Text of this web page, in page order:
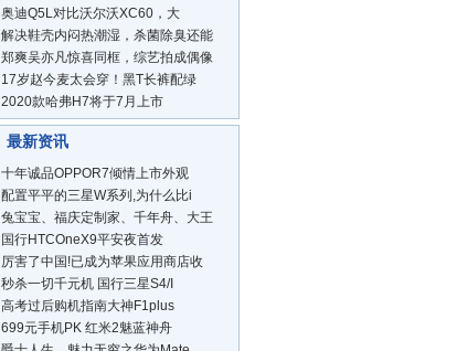
奥迪Q5L对比沃尔沃XC60，大
解决鞋壳内闷热潮湿，杀菌除臭还能
郑爽吴亦凡惊喜同框，综艺拍成偶像
17岁赵今麦太会穿！黑T长裤配绿
2020款哈弗H7将于7月上市
最新资讯
十年诚品OPPOR7倾情上市外观
配置平平的三星W系列,为什么比i
兔宝宝、福庆定制家、千年舟、大王
国行HTCOneX9平安夜首发
厉害了中国!已成为苹果应用商店收
秒杀一切千元机 国行三星S4/I
高考过后购机指南大神F1plus
699元手机PK 红米2魅蓝神舟